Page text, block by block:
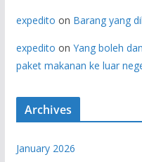
expedito on Barang yang
expedito on Yang boleh
paket makanan ke luar
Archives
January 2026